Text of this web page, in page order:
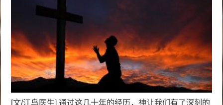
[文/江鸟医生] 通过这几十年的经历，神让我们有了深刻的